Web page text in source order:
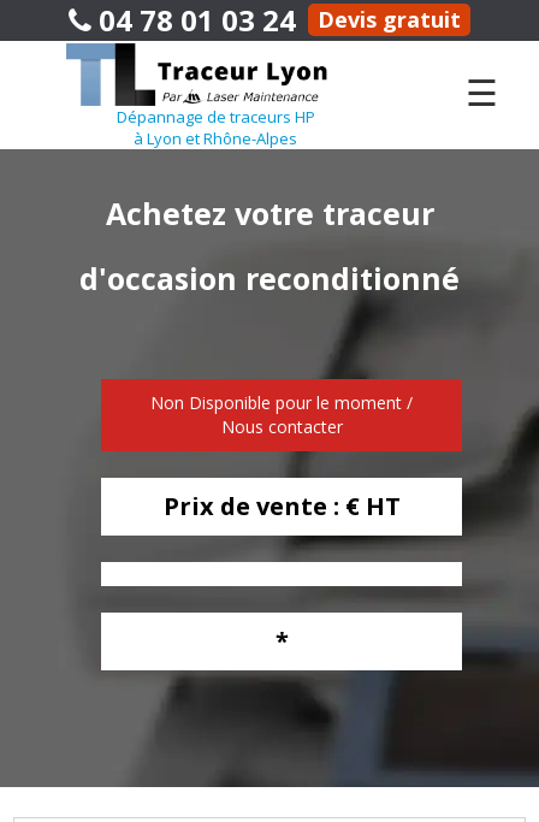
04 78 01 03 24 Devis gratuit
Dépannage de traceurs HP
à Lyon et Rhône-Alpes
☰
Achetez votre traceur
d'occasion reconditionné
Non Disponible pour le moment /
Nous contacter
Prix de vente : € HT
*